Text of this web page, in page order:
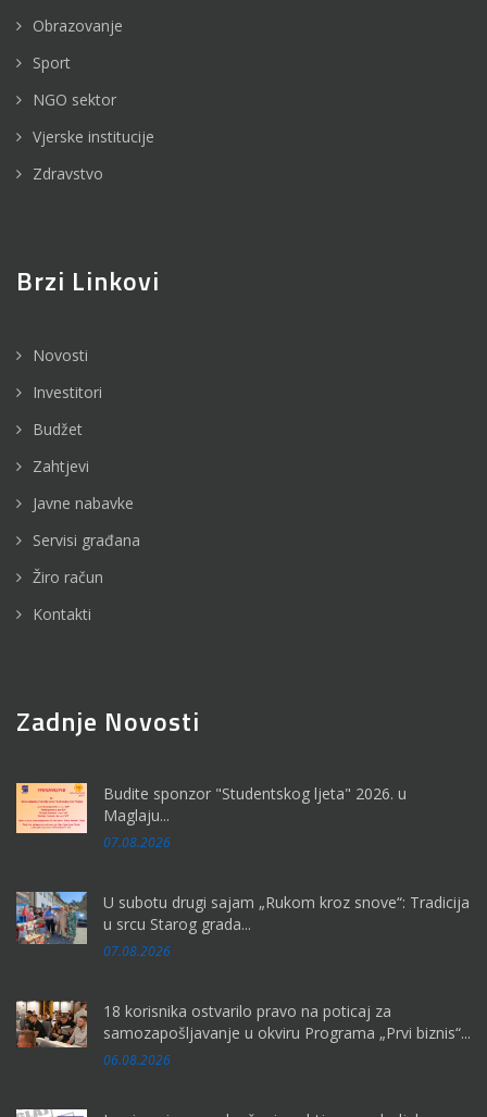
Obrazovanje
Sport
NGO sektor
Vjerske institucije
Zdravstvo
Brzi Linkovi
Novosti
Investitori
Budžet
Zahtjevi
Javne nabavke
Servisi građana
Žiro račun
Kontakti
Zadnje Novosti
Budite sponzor "Studentskog ljeta" 2026. u
Maglaju...
07.08.2026
U subotu drugi sajam „Rukom kroz snove“: Tradicija
u srcu Starog grada...
07.08.2026
18 korisnika ostvarilo pravo na poticaj za
samozapošljavanje u okviru Programa „Prvi biznis“...
06.08.2026